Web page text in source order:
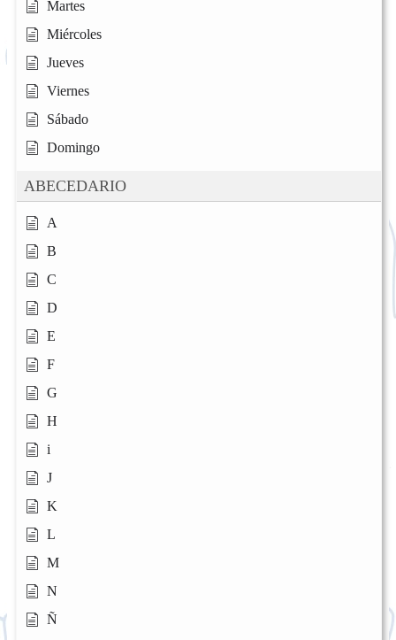
Martes
Miércoles
Jueves
Viernes
Sábado
Domingo
ABECEDARIO
A
B
C
D
E
F
G
H
i
J
K
L
M
N
Ñ